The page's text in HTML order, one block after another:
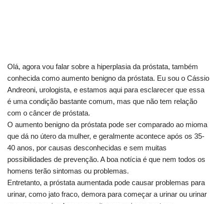
Olá, agora vou falar sobre a hiperplasia da próstata, também
conhecida como aumento benigno da próstata. Eu sou o Cássio
Andreoni, urologista, e estamos aqui para esclarecer que essa
é uma condição bastante comum, mas que não tem relação
com o câncer de próstata.
O aumento benigno da próstata pode ser comparado ao mioma
que dá no útero da mulher, e geralmente acontece após os 35-
40 anos, por causas desconhecidas e sem muitas
possibilidades de prevenção. A boa notícia é que nem todos os
homens terão sintomas ou problemas.
Entretanto, a próstata aumentada pode causar problemas para
urinar, como jato fraco, demora para começar a urinar ou urinar